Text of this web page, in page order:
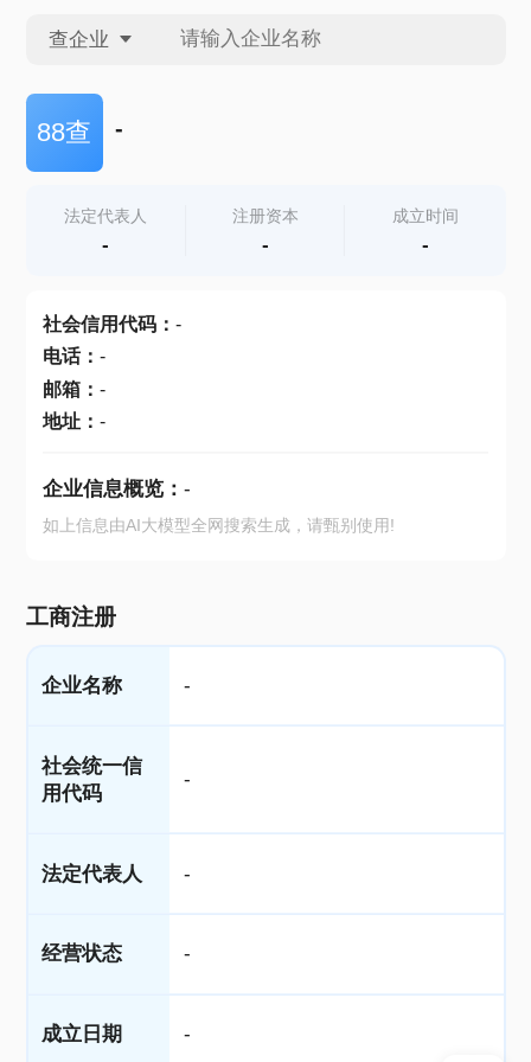
查企业
查企业
查产地
88查 -
法定代表人
-
注册资本
-
成立时间
-
社会信用代码： -
电话： -
邮箱： -
地址： -
企业信息概览： -
如上信息由AI大模型全网搜索生成，请甄别使用!
工商注册
企业名称 -
社会统一信
用代码
-
法定代表人 -
经营状态 -
成立日期 -